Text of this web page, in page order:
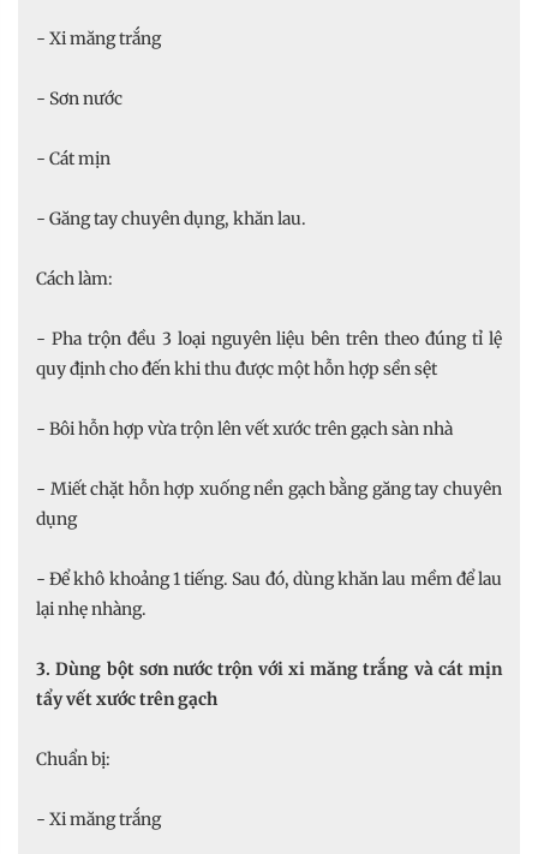
- Xi măng trắng
- Sơn nước
- Cát mịn
- Găng tay chuyên dụng, khăn lau.
Cách làm:
- Pha trộn đều 3 loại nguyên liệu bên trên theo đúng tỉ lệ
quy định cho đến khi thu được một hỗn hợp sền sệt
- Bôi hỗn hợp vừa trộn lên vết xước trên gạch sàn nhà
- Miết chặt hỗn hợp xuống nền gạch bằng găng tay chuyên
dụng
- Để khô khoảng 1 tiếng. Sau đó, dùng khăn lau mềm để lau
lại nhẹ nhàng.
3. Dùng bột sơn nước trộn với xi măng trắng và cát mịn
tẩy vết xước trên gạch
Chuẩn bị:
- Xi măng trắng